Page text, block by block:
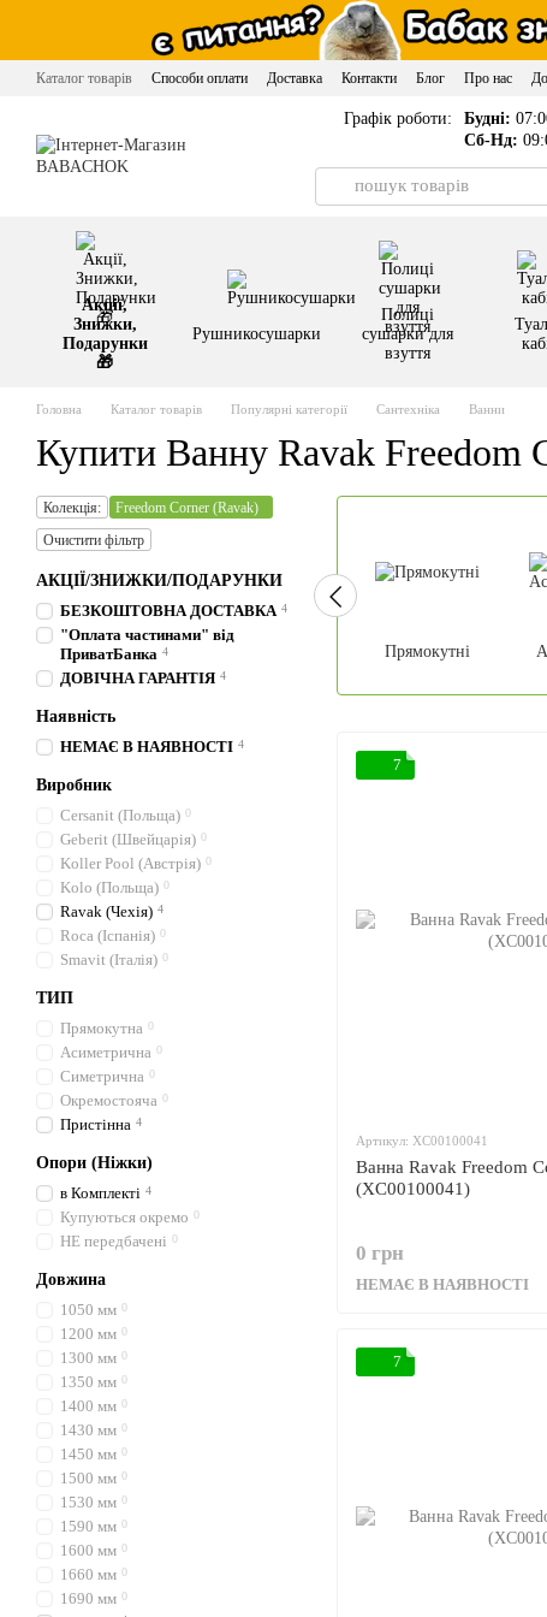
Перейти до основного контенту
Каталог товарів Способи оплати Доставка Контакти Блог Про нас
Графік роботи: Будні:
Сб-Нд:
Акції,
Знижки,
Подарунки
🎁
Рушникосушарки
Полиці
сушарки для
взуття
Головна Каталог товарів Популярні категорії Сантехніка Ванни
Купити Ванну Ravak Freedom
Прямокутні
7
Артикул: XC00100041
Ванна Ravak Freedom
(XC00100041)
0 грн
НЕМАЄ В НАЯВНОСТІ
7
Колекція:
Freedom Corner (Ravak)
Очистити фільтр
АКЦІЇ/ЗНИЖКИ/ПОДАРУНКИ
БЕЗКОШТОВНА ДОСТАВКА 4
"Оплата частинами" від
ПриватБанка 4
ДОВІЧНА ГАРАНТІЯ 4
Наявність
НЕМАЄ В НАЯВНОСТІ 4
Виробник
Cersanit (Польща) 0
Geberit (Швейцарія) 0
Koller Pool (Австрія) 0
Kolo (Польща) 0
Ravak (Чехія) 4
Roca (Іспанія) 0
Smavit (Італія) 0
ТИП
Прямокутна 0
Асиметрична 0
Симетрична 0
Окремостояча 0
Пристінна 4
Опори (Ніжки)
в Комплекті 4
Купуються окремо 0
НЕ передбачені 0
Довжина
1050 мм 0
1200 мм 0
1300 мм 0
1350 мм 0
1400 мм 0
1430 мм 0
1450 мм 0
1500 мм 0
1530 мм 0
1590 мм 0
1600 мм 0
1660 мм 0
1690 мм 0